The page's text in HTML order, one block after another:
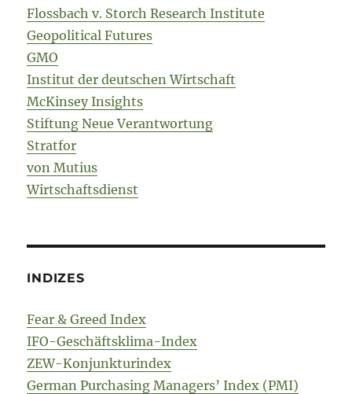
Flossbach v. Storch Research Institute
Geopolitical Futures
GMO
Institut der deutschen Wirtschaft
McKinsey Insights
Stiftung Neue Verantwortung
Stratfor
von Mutius
Wirtschaftsdienst
INDIZES
Fear & Greed Index
IFO-Geschäftsklima-Index
ZEW-Konjunkturindex
German Purchasing Managers’ Index (PMI)